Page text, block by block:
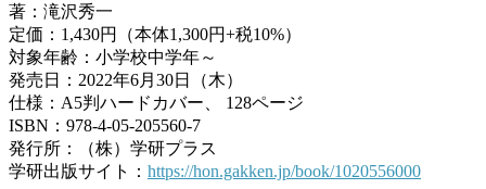
著：滝沢秀一
定価：1,430円（本体1,300円+税10%）
対象年齢：小学校中学年～
発売日：2022年6月30日（木）
仕様：A5判ハードカバー、 128ページ
ISBN：978-4-05-205560-7
発行所：（株）学研プラス
学研出版サイト： https://hon.gakken.jp/book/1020556000